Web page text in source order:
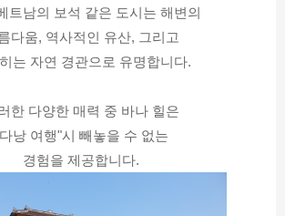
트남의 보석 같은 도시는 해변의
다움, 역사적인 유산, 그리고
는 자연 경관으로 유명합니다.
한 다양한 매력 중 바나 힐은
낭 여행"시 빼놓을 수 없는
경험을 제공합니다.